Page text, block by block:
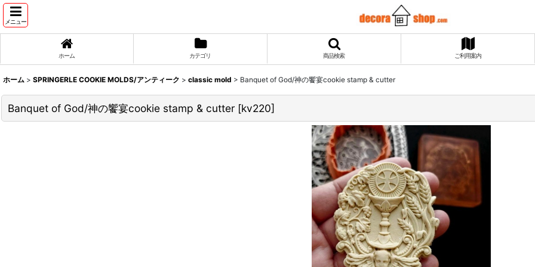
メニュー
ホーム カテゴリ 商品検索 ご利用案内
ホーム > SPRINGERLE COOKIE MOLDS/アンティーク > classic mold > Banquet of God/神の饗宴cookie stamp & cutter
Banquet of God/神の饗宴cookie stamp & cutter [kv220]